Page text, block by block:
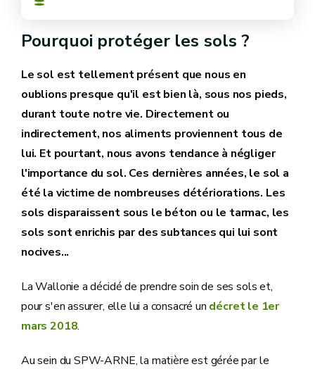
Pourquoi protéger les sols ?
Le sol est tellement présent que nous en
oublions presque qu'il est bien là, sous nos pieds,
durant toute notre vie. Directement ou
indirectement, nos aliments proviennent tous de
lui. Et pourtant, nous avons tendance à négliger
l'importance du sol. Ces dernières années, le sol a
été la victime de nombreuses détériorations. Les
sols disparaissent sous le béton ou le tarmac, les
sols sont enrichis par des subtances qui lui sont
nocives...
La Wallonie a décidé de prendre soin de ses sols et,
pour s'en assurer, elle lui a consacré un décret le 1er
mars 2018.
Au sein du SPW-ARNE, la matière est gérée par le